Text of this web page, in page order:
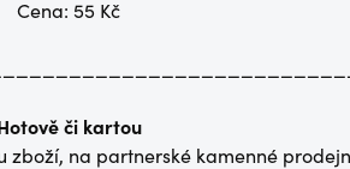
Cena: 55 Kč
či kartou
zboží, na partnerské kamenné